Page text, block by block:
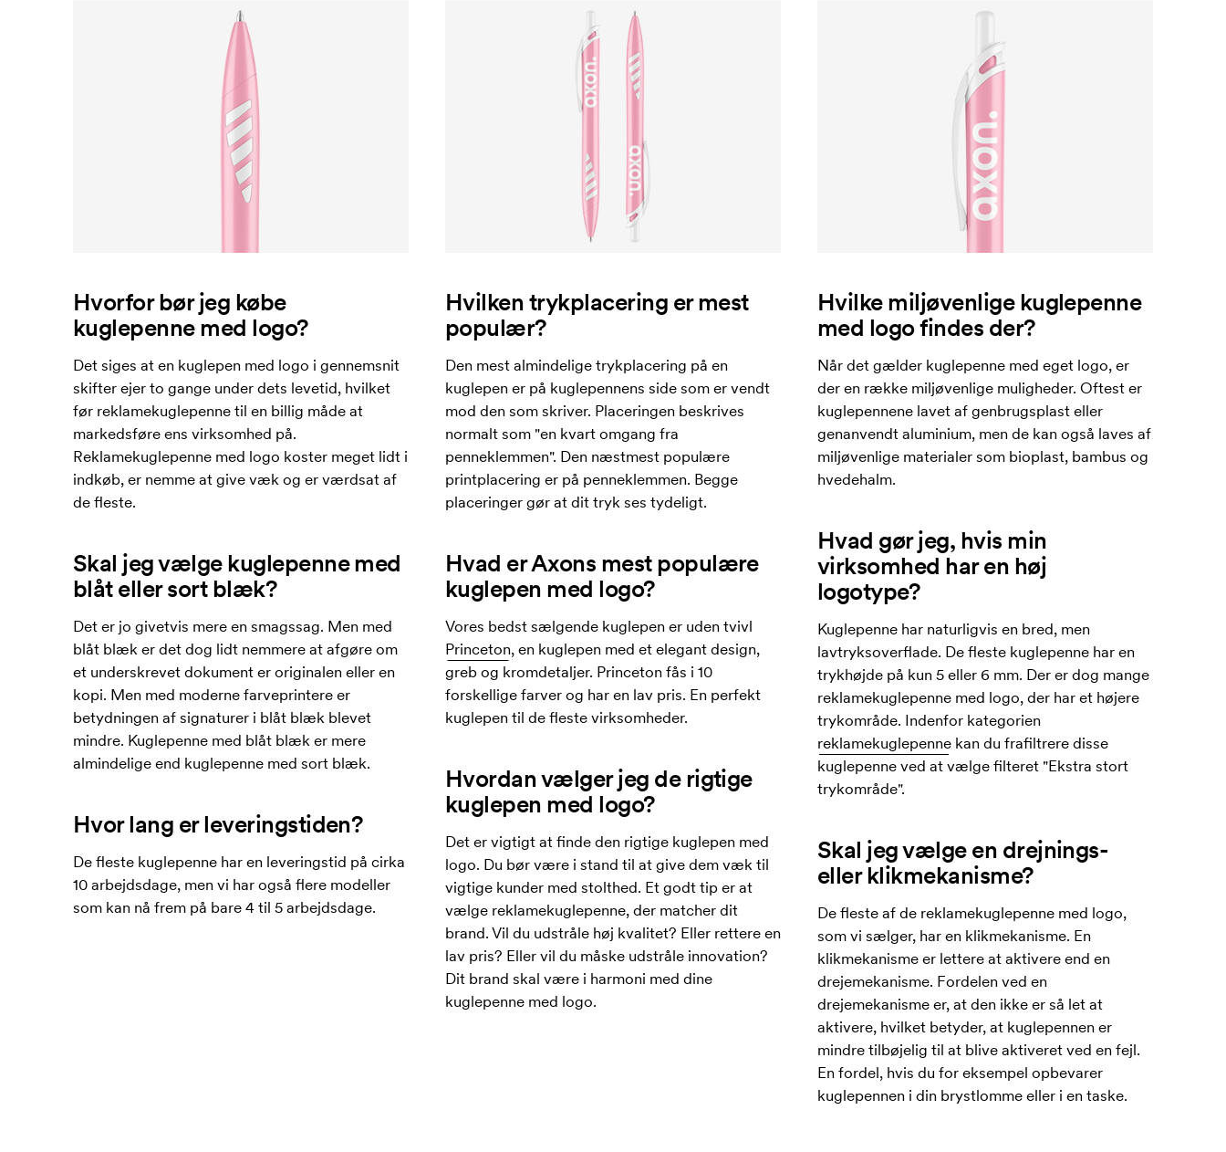
Hvorfor bør jeg købe
kuglepenne med logo?
Det siges at en kuglepen med logo i gennemsnit
skifter ejer to gange under dets levetid, hvilket
før reklamekuglepenne til en billig måde at
markedsføre ens virksomhed på.
Reklamekuglepenne med logo koster meget lidt i
indkøb, er nemme at give væk og er værdsat af
de fleste.
Skal jeg vælge kuglepenne med
blåt eller sort blæk?
Det er jo givetvis mere en smagssag. Men med
blåt blæk er det dog lidt nemmere at afgøre om
et underskrevet dokument er originalen eller en
kopi. Men med moderne farveprintere er
betydningen af ​​signaturer i blåt blæk blevet
mindre. Kuglepenne med blåt blæk er mere
almindelige end kuglepenne med sort blæk.
Hvor lang er leveringstiden?
De fleste kuglepenne har en leveringstid på cirka
10 arbejdsdage, men vi har også flere modeller
som kan nå frem på bare 4 til 5 arbejdsdage.
Hvilken trykplacering er mest
populær?
Den mest almindelige trykplacering på en
kuglepen er på kuglepennens side som er vendt
mod den som skriver. Placeringen beskrives
normalt som "en kvart omgang fra
penneklemmen". Den næstmest populære
printplacering er på penneklemmen. Begge
placeringer gør at dit tryk ses tydeligt.
Hvad er Axons mest populære
kuglepen med logo?
Vores bedst sælgende kuglepen er uden tvivl
Princeton, en kuglepen med et elegant design,
greb og kromdetaljer. Princeton fås i 10
forskellige farver og har en lav pris. En perfekt
kuglepen til de fleste virksomheder.
Hvordan vælger jeg de rigtige
kuglepen med logo?
Det er vigtigt at finde den rigtige kuglepen med
logo. Du bør være i stand til at give dem væk til
vigtige kunder med stolthed. Et godt tip er at
vælge reklamekuglepenne, der matcher dit
brand. Vil du udstråle høj kvalitet? Eller rettere en
lav pris? Eller vil du måske udstråle innovation?
Dit brand skal være i harmoni med dine
kuglepenne med logo.
Hvilke miljøvenlige kuglepenne
med logo findes der?
Når det gælder kuglepenne med eget logo, er
der en række miljøvenlige muligheder. Oftest er
kuglepennene lavet af genbrugsplast eller
genanvendt aluminium, men de kan også laves af
miljøvenlige materialer som bioplast, bambus og
hvedehalm.
Hvad gør jeg, hvis min
virksomhed har en høj
logotype?
Kuglepenne har naturligvis en bred, men
lavtryksoverflade. De fleste kuglepenne har en
trykhøjde på kun 5 eller 6 mm. Der er dog mange
reklamekuglepenne med logo, der har et højere
trykområde. Indenfor kategorien
reklamekuglepennekan du frafiltrere disse
kuglepenne ved at vælge filteret "Ekstra stort
trykområde".
Skal jeg vælge en drejnings-
eller klikmekanisme?
De fleste af de reklamekuglepenne med logo,
som vi sælger, har en klikmekanisme. En
klikmekanisme er lettere at aktivere end en
drejemekanisme. Fordelen ved en
drejemekanisme er, at den ikke er så let at
aktivere, hvilket betyder, at kuglepennen er
mindre tilbøjelig til at blive aktiveret ved en fejl.
En fordel, hvis du for eksempel opbevarer
kuglepennen i din brystlomme eller i en taske.